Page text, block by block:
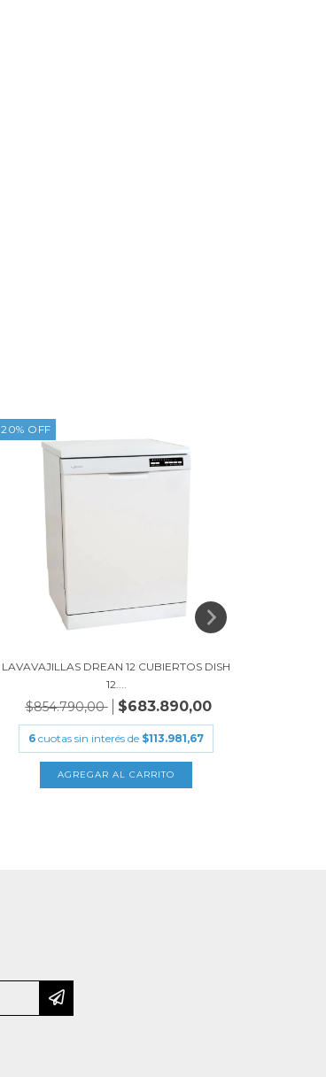
20% OFF
LAVAVAJILLAS DREAN 12 CUBIERTOS DISH
12....
$854.790,00 $683.890,00
6 cuotas sin interés de $113.981,67